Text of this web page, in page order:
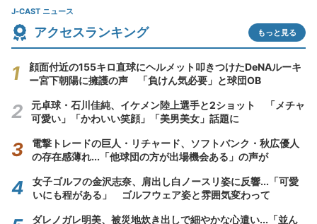
J-CAST ニュース
アクセスランキング もっと見る
顔面付近の155キロ直球にヘルメット叩きつけたDeNAルーキ
ー宮下朝陽に擁護の声 「負けん気必要」と球団OB
元卓球・石川佳純、イケメン陸上選手と2ショット 「メチャ
可愛い」「かわいい笑顔」「美男美女」話題に
電撃トレードの巨人・リチャード、ソフトバンク・秋広優人
の存在感薄れ...「他球団の方が出場機会ある」の声が
女子ゴルフの金沢志奈、肩出し白ノースリ姿に反響...「可愛
いにも程がある」 ゴルフウェア姿と雰囲気変わって
ダレノガレ明美、被災地炊き出しで細やかな心遣い...「並ん